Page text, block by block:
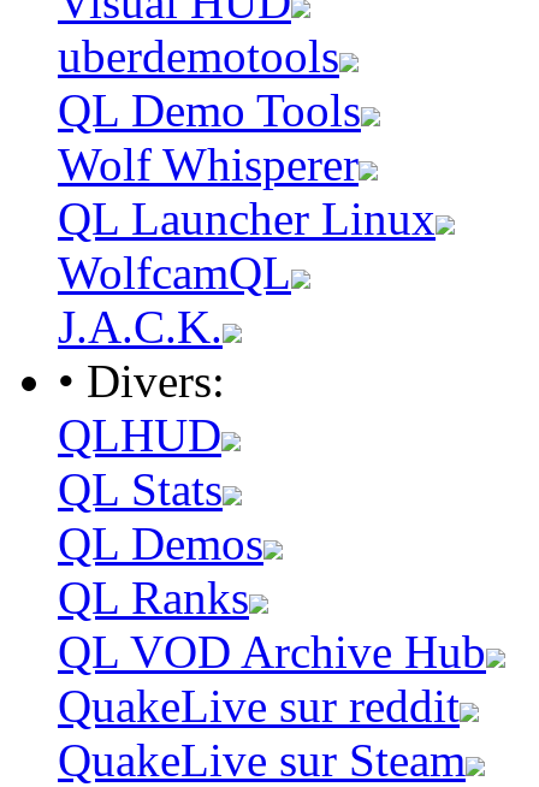
uberdemotools
QL Demo Tools
Wolf Whisperer
QL Launcher Linux
WolfcamQL
J.A.C.K.
• Divers:
QLHUD
QL Stats
QL Demos
QL Ranks
QL VOD Archive Hub
QuakeLive sur reddit
QuakeLive sur Steam